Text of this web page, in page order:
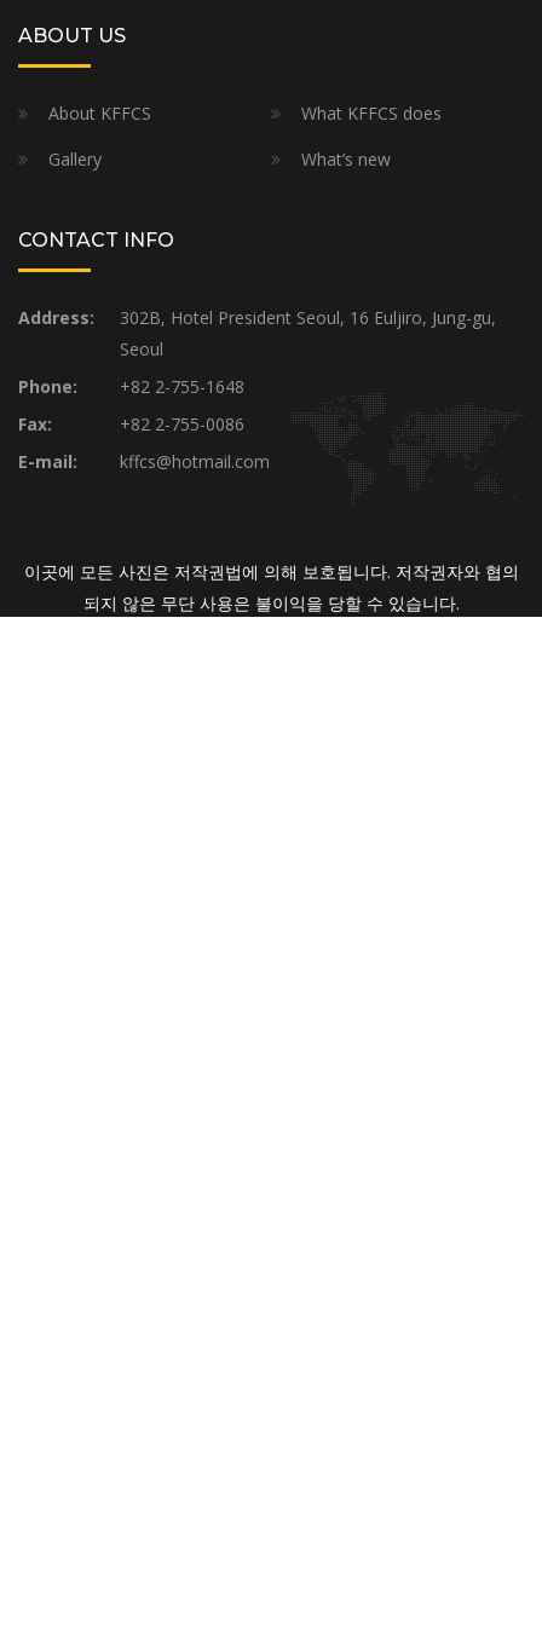
ABOUT US
About KFFCS
What KFFCS does
Gallery
What’s new
CONTACT INFO
Address:
302B, Hotel President Seoul, 16 Euljiro, Jung-gu,
Seoul
Phone:
+82 2-755-1648
Fax:
+82 2-755-0086
E-mail:
kffcs@hotmail.com
이곳에 모든 사진은 저작권법에 의해 보호됩니다. 저작권자와 협의
되지 않은 무단 사용은 불이익을 당할 수 있습니다.